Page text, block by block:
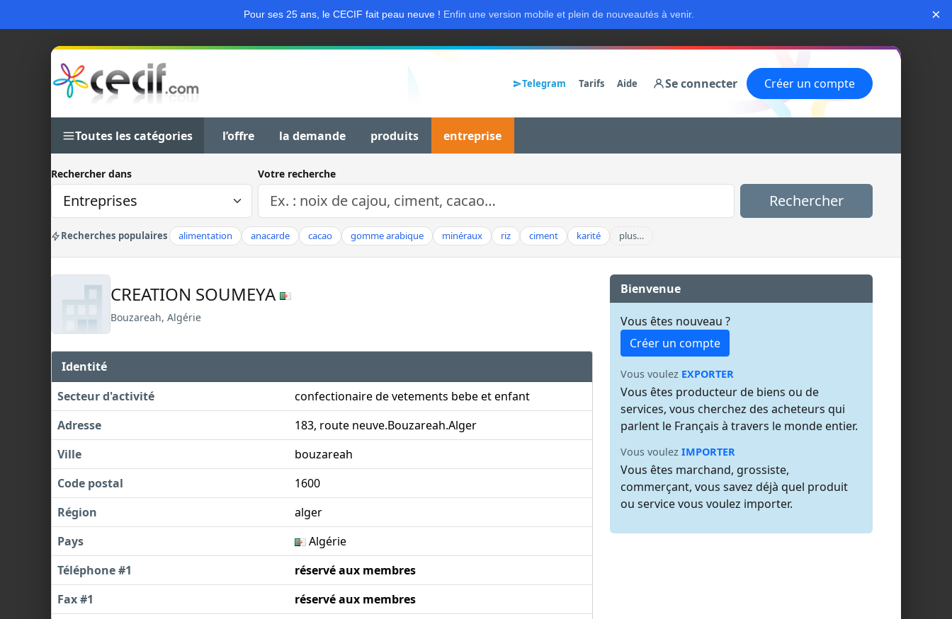
Pour ses 25 ans, le CECIF fait peau neuve ! Enfin une version mobile et plein de nouveautés à venir. ×
Telegram Tarifs Aide Se connecter Créer un compte
Toutes les catégories l’offre la demande produits entreprise
Rechercher dans Votre recherche
Rechercher
Recherches populaires alimentation anacarde cacao gomme arabique minéraux riz ciment karité plus…
CREATION SOUMEYA
Bouzareah, Algérie
Identité
Secteur d'activité
confectionaire de vetements bebe et enfant
Adresse
183, route neuve.Bouzareah.Alger
Ville
bouzareah
Code postal
1600
Région
alger
Pays
Algérie
Téléphone #1
réservé aux membres
Fax #1
réservé aux membres
Bienvenue
Vous êtes nouveau ?
Créer un compte
Vous voulez EXPORTER
Vous êtes producteur de biens ou de
services, vous cherchez des acheteurs qui
parlent le Français à travers le monde entier.
Vous voulez IMPORTER
Vous êtes marchand, grossiste,
commerçant, vous savez déjà quel produit
ou service vous voulez importer.